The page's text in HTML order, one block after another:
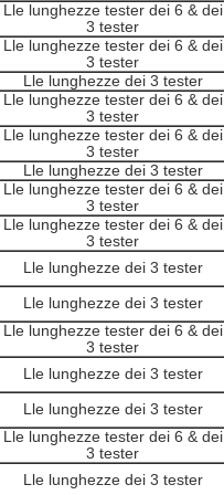
Lle lunghezze tester dei 6 & dei
3 tester
Lle lunghezze tester dei 6 & dei
3 tester
Lle lunghezze dei 3 tester
Lle lunghezze tester dei 6 & dei
3 tester
Lle lunghezze tester dei 6 & dei
3 tester
Lle lunghezze dei 3 tester
Lle lunghezze tester dei 6 & dei
3 tester
Lle lunghezze tester dei 6 & dei
3 tester
Lle lunghezze dei 3 tester
Lle lunghezze dei 3 tester
Lle lunghezze tester dei 6 & dei
3 tester
Lle lunghezze dei 3 tester
Lle lunghezze dei 3 tester
Lle lunghezze tester dei 6 & dei
3 tester
Lle lunghezze dei 3 tester